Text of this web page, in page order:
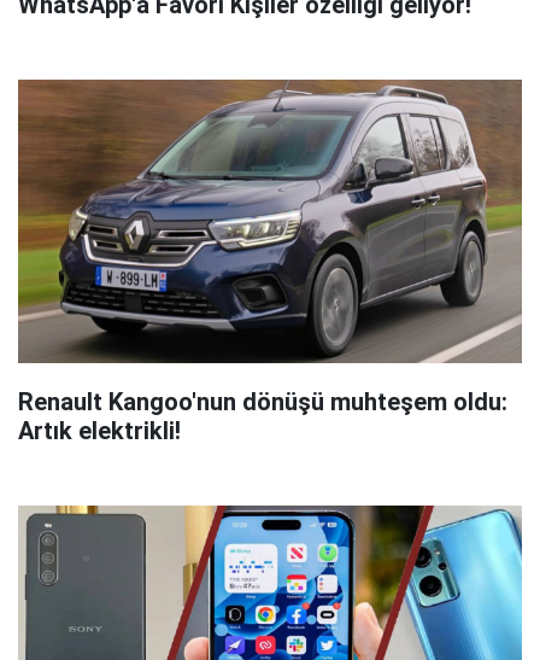
Renault Kangoo'nun dönüşü muhteşem oldu:
Artık elektrikli!